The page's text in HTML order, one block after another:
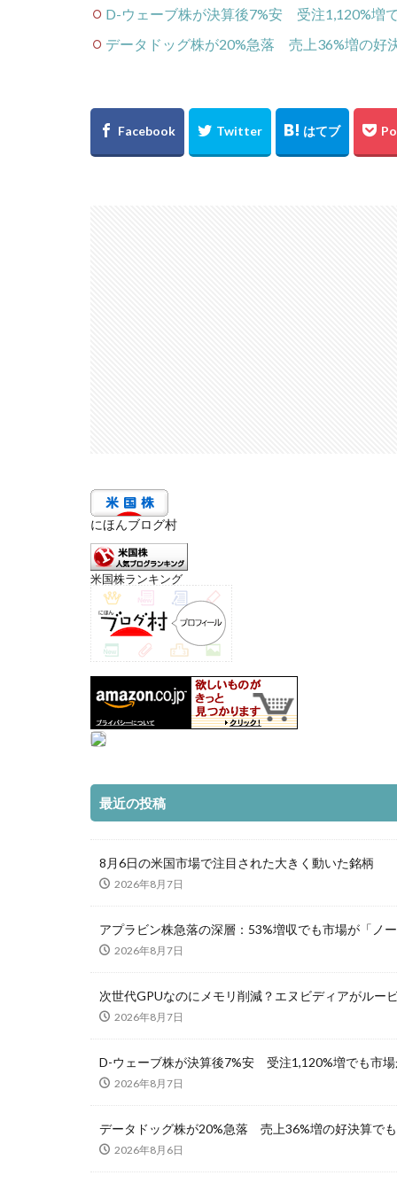
D-ウェーブ株が決算後7%安 受注1,120%増
データドッグ株が20%急落 売上36%増の好
にほんブログ村
米国株ランキング
最近の投稿
8月6日の米国市場で注目された大きく動いた銘柄
2026年8月7日
アプラビン株急落の深層：53%増収でも市場が「ノ
2026年8月7日
次世代GPUなのにメモリ削減？エヌビディアがルー
2026年8月7日
D-ウェーブ株が決算後7%安 受注1,120%増でも市
2026年8月7日
データドッグ株が20%急落 売上36%増の好決算で
2026年8月6日